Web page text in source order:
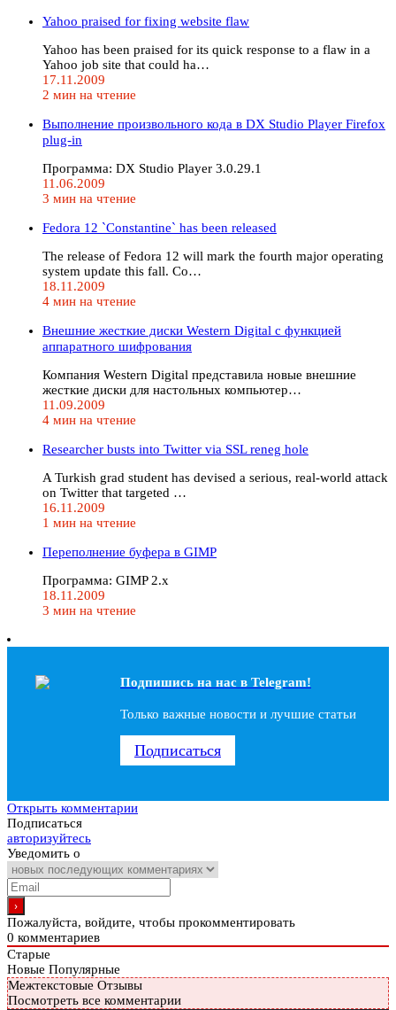
Yahoo praised for fixing website flaw
Yahoo has been praised for its quick response to a flaw in a
Yahoo job site that could ha…
17.11.2009
2 мин на чтение
Выполнение произвольного кода в DX Studio Player Firefox
plug-in
Программа: DX Studio Player 3.0.29.1
11.06.2009
3 мин на чтение
Fedora 12 `Constantine` has been released
The release of Fedora 12 will mark the fourth major operating
system update this fall. Co…
18.11.2009
4 мин на чтение
Внешние жесткие диски Western Digital с функцией
аппаратного шифрования
Компания Western Digital представила новые внешние
жесткие диски для настольных компьютер…
11.09.2009
4 мин на чтение
Researcher busts into Twitter via SSL reneg hole
A Turkish grad student has devised a serious, real-world attack
on Twitter that targeted …
16.11.2009
1 мин на чтение
Переполнение буфера в GIMP
Программа: GIMP 2.x
18.11.2009
3 мин на чтение
Подпишись на наc в Telegram!
Только важные новости и лучшие статьи
Подписаться
Открыть комментарии
Подписаться
авторизуйтесь
Уведомить о
Пожалуйста, войдите, чтобы прокомментировать
0 комментариев
Старые
Новые Популярные
Межтекстовые Отзывы
Посмотреть все комментарии